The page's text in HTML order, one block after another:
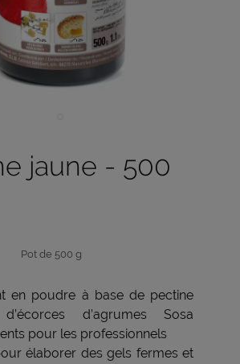
jaune - 500
Pot de 500 g
en poudre à base de pectine
d’agrumes Sosa
pour les professionnels
élaborer des gels fermes et